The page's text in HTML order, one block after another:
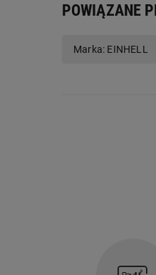
POWIĄZANE
Marka: EINHELL